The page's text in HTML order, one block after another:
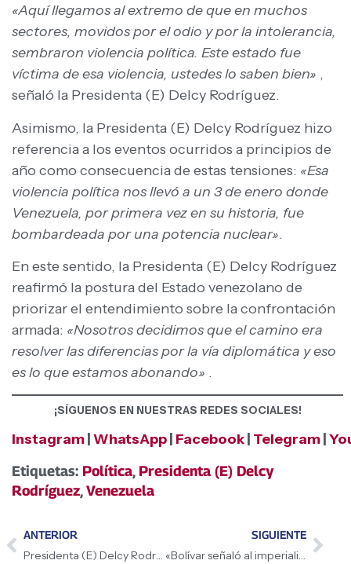
«Aquí llegamos al extremo de que en muchos
sectores, movidos por el odio y por la intolerancia,
sembraron violencia política. Este estado fue
víctima de esa violencia, ustedes lo saben bien» ,
señaló la Presidenta (E) Delcy Rodríguez.
Asimismo, la Presidenta (E) Delcy Rodríguez hizo
referencia a los eventos ocurridos a principios de
año como consecuencia de estas tensiones: «Esa
violencia política nos llevó a un 3 de enero donde
Venezuela, por primera vez en su historia, fue
bombardeada por una potencia nuclear».
En este sentido, la Presidenta (E) Delcy Rodríguez
reafirmó la postura del Estado venezolano de
priorizar el entendimiento sobre la confrontación
armada: «Nosotros decidimos que el camino era
resolver las diferencias por la vía diplomática y eso
es lo que estamos abonando» .
¡SÍGUENOS EN NUESTRAS REDES SOCIALES!
Instagram WhatsApp Facebook Telegram
Etiquetas: Política, Presidenta (E) Delcy
Rodríguez,Venezuela
ANTERIOR
Presidenta (E) Delcy Rodríguez: «Estamos galopando con liderazgo en crecimiento económico en Sudamérica»
SIGUIENTE
«Bolívar señaló al imperialismo como adversario histórico. Hoy tenemos la deuda de resolver esa controversia» Presidenta (E) Delcy Rodríguez